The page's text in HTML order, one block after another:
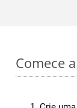
Comece